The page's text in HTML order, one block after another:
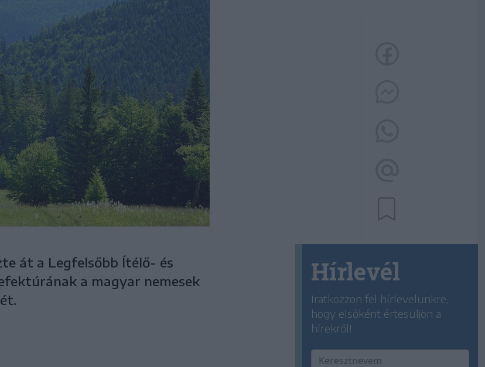
át a Legfelsőbb Ítélő- és
a magyar nemesek
Hírlevél
Iratkozzon fel hírlevelünkre,
hogy elsőként értesüljön a
hírekről!